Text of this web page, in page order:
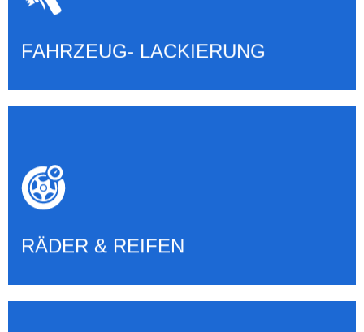
FAHRZEUG- LACKIERUNG
RÄDER & REIFEN
RÄDER, REIFEN & EINLAGERUNG